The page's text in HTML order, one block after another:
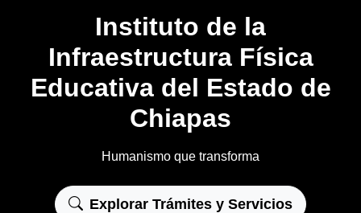
Instituto de la
Infraestructura Física
Educativa del Estado de
Chiapas
Humanismo que transforma
Explorar Trámites y Servicios